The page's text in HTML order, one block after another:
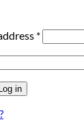
*Required
Log in